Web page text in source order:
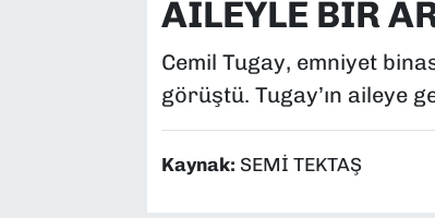
AİLEYLE BİR
Cemil Tugay, emniyet
görüştü. Tugay’ın aileye
Kaynak: SEMİ TEKTAŞ